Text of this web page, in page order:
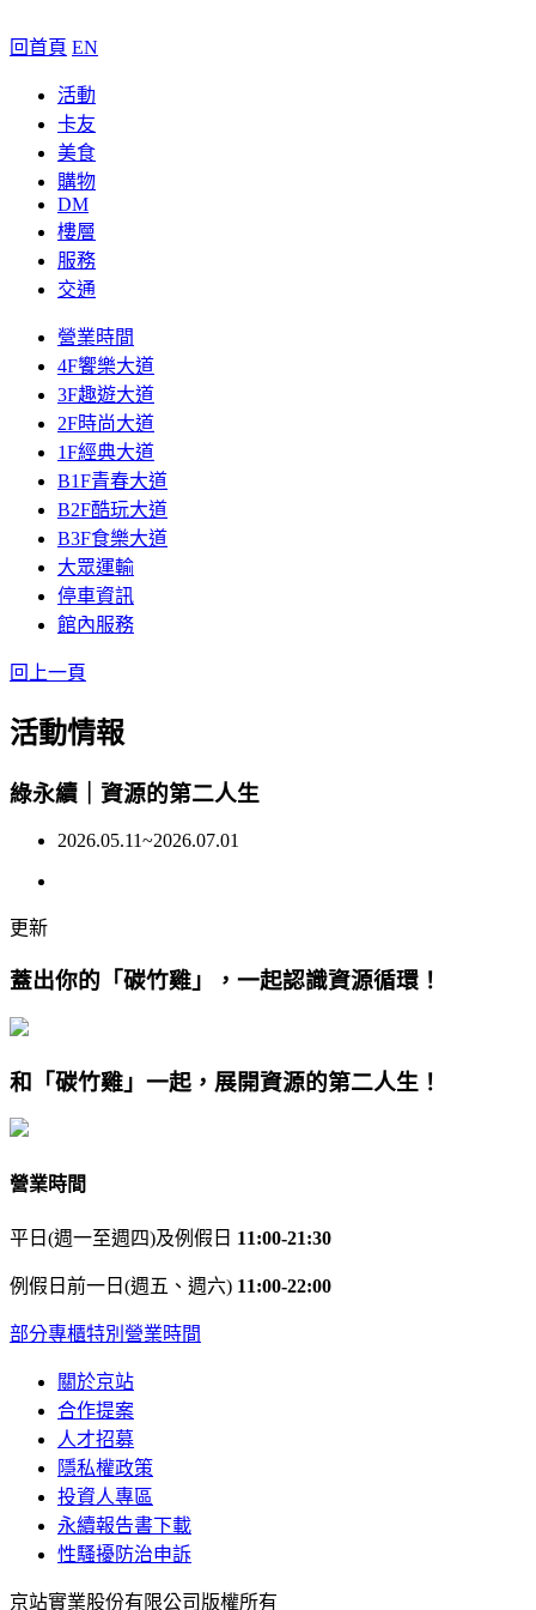
回首頁 EN
活動
卡友
美食
購物
DM
樓層
服務
交通
營業時間
4F饗樂大道
3F趣遊大道
2F時尚大道
1F經典大道
B1F青春大道
B2F酷玩大道
B3F食樂大道
大眾運輸
停車資訊
館內服務
回上一頁
活動情報
綠永續｜資源的第二人生
2026.05.11~2026.07.01
更新
蓋出你的「碳竹雞」，一起認識資源循環！
和「碳竹雞」一起，展開資源的第二人生！
營業時間
平日(週一至週四)及例假日 11:00-21:30
例假日前一日(週五、週六) 11:00-22:00
部分專櫃特別營業時間
關於京站
合作提案
人才招募
隱私權政策
投資人專區
永續報告書下載
性騷擾防治申訴
京站實業股份有限公司版權所有